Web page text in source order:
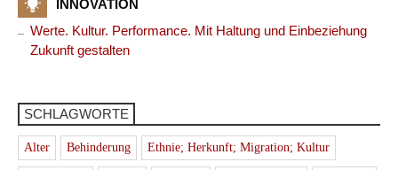
INNOVATION
Werte. Kultur. Performance. Mit Haltung und Einbeziehung
Zukunft gestalten
SCHLAGWORTE
Alter Behinderung Ethnie; Herkunft; Migration; Kultur